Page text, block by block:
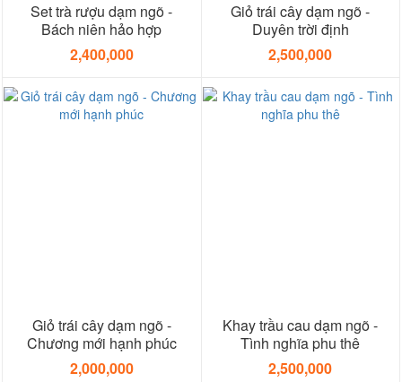
Set trà rượu dạm ngõ -
Bách niên hảo hợp
2,400,000
Giỏ trái cây dạm ngõ -
Duyên trời định
2,500,000
Giỏ trái cây dạm ngõ -
Chương mới hạnh phúc
2,000,000
Khay trầu cau dạm ngõ -
Tình nghĩa phu thê
2,500,000